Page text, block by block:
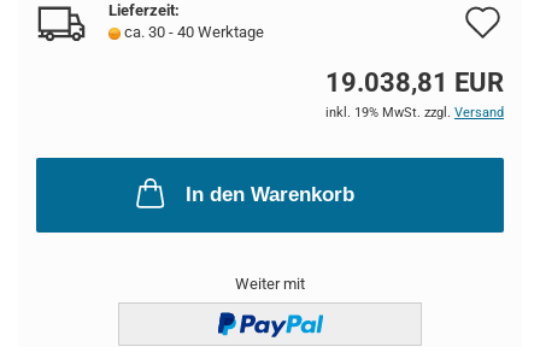
Lieferzeit:
ca. 30 - 40 Werktage
19.038,81 EUR
inkl. 19% MwSt. zzgl. Versand
In den Warenkorb
Weiter mit